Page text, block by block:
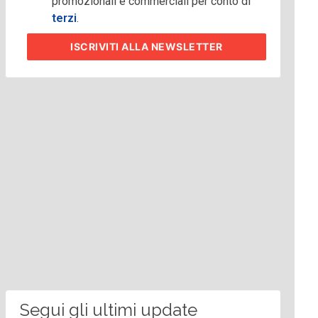
terzi.
ISCRIVITIALLA NEWSLETTER
Segui gli ultimi update